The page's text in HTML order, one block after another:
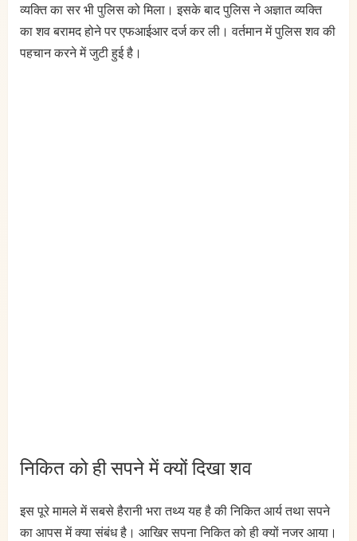
व्यक्ति का सर भी पुलिस को मिला। इसके बाद पुलिस ने अज्ञात व्यक्ति
का शव बरामद होने पर एफआईआर दर्ज कर ली। वर्तमान में पुलिस शव की
पहचान करने में जुटी हुई है।
निकित को ही सपने में क्यों दिखा शव
इस पूरे मामले में सबसे हैरानी भरा तथ्य यह है की निकित आर्य तथा सपने
का आपस में क्या संबंध है। आखिर सपना निकित को ही क्यों नजर आया।